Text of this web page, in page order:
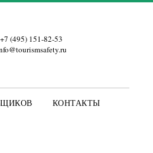
+7 (495) 151-82-53
КОНТАКТЫ